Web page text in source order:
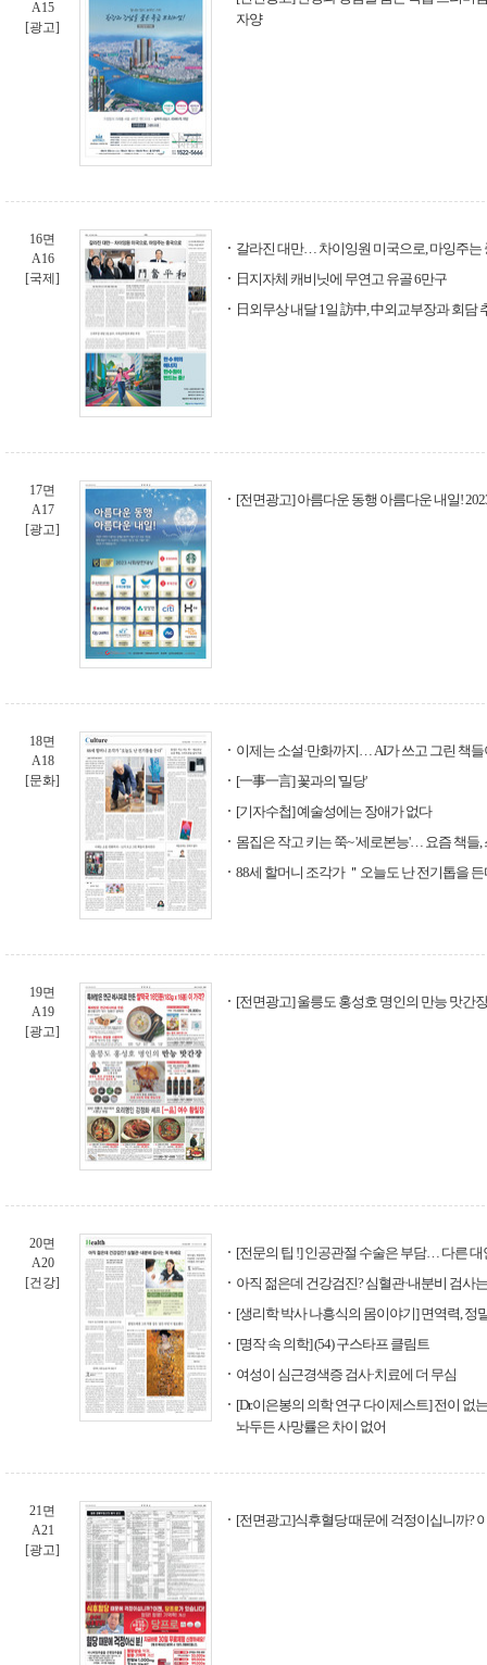
A15
[광고]
자양
16면
A16
[국제]
갈라진 대만… 차이잉원 미국으로, 마잉주는
日지자체 캐비닛에 무연고 유골 6만구
日외무상 내달 1일 訪中, 中외교부장과 회담
17면
A17
[광고]
[전면광고] 아름다운 동행 아름다운 내일!
18면
A18
[문화]
이제는 소설·만화까지… AI가 쓰고 그린 책
[一事一言] 꽃과의 '밀당'
[기자수첩] 예술성에는 장애가 없다
몸집은 작고 키는 쭉~ '세로본능'… 요즘 책들
88세 할머니 조각가 ＂오늘도 난 전기톱을
19면
A19
[광고]
[전면광고] 울릉도 홍성호 명인의 만능 맛간
20면
A20
[건강]
[전문의 팁 !] 인공관절 수술은 부담… 다른 대
아직 젊은데 건강검진? 심혈관·내분비 검사
[생리학 박사 나흥식의 몸이야기] 면역력, 정
[명작 속 의학] (54) 구스타프 클림트
여성이 심근경색증 검사·치료에 더 무심
[Dr.이은봉의 의학 연구 다이제스트] 전이
놔두든 사망률은 차이 없어
21면
A21
[광고]
[전면광고]식후혈당 때문에 걱정이십니까?